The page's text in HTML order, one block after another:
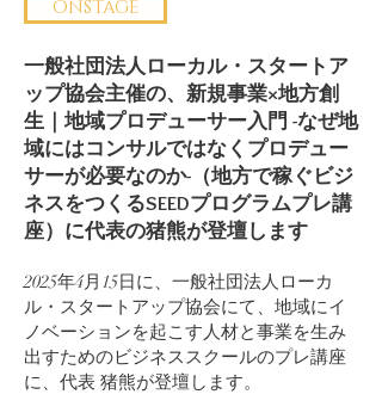
ONSTAGE
一般社団法人ローカル・スタートア
ップ協会主催の、新規事業×地方創
生｜地域プロデューサー入門 -なぜ地
域にはコンサルではなくプロデュー
サーが必要なのか-（地方で稼ぐビジ
ネスをつくるSEEDプログラムプレ講
座）に代表の猪熊が登壇します
2025年4月15日に、一般社団法人ローカ
ル・スタートアップ協会にて、地域にイ
ノベーションを起こす人材と事業を生み
出すためのビジネススクールのプレ講座
に、代表 猪熊が登壇します。